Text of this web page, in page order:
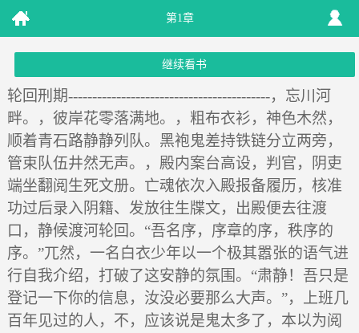
第1章
继续看书
轮回刑期------------------------------------------，忘川河
畔。，彼岸花零落满地。，粗布衣衫，神色木然，
顺着青石路静静列队。黑袍鬼差持铁链分立两旁，
管束队伍井然无声。，殿内案台高设，判官，阴吏
端坐翻阅生死文册。亡魂依次入殿报备履历，核准
功过后录入阴籍、发放往生牒文，出殿便去往渡
口，静候渡河轮回。“吾名序，序章的序，秩序的
序。”兀然，一名白衣少年以一个极其嚣张的语气进
行自我介绍，打破了这安静的氛围。“肃静！吾只是
登记一下你的信息，汝没必要那么大声。”，上班几
百年见过的人，不，应该说是鬼太多了，本以为阅